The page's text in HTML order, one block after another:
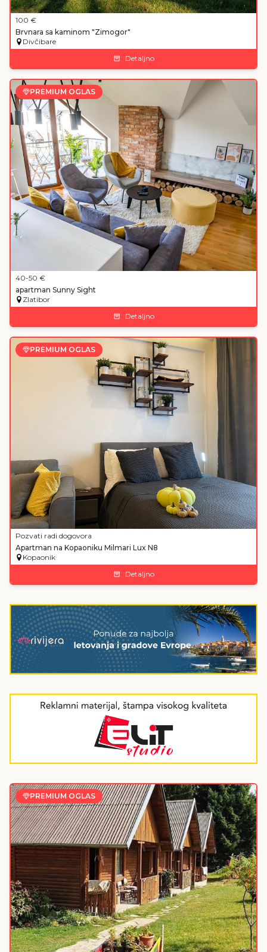
100 €
Brvnara sa kaminom "Zimogor"
Divčibare
Detaljno
PREMIUM OGLAS
40-50 €
apartman Sunny Sight
Zlatibor
Detaljno
PREMIUM OGLAS
Pozvati radi dogovora
Apartman na Kopaoniku Milmari Lux N8
Kopaonik
Detaljno
PREMIUM OGLAS